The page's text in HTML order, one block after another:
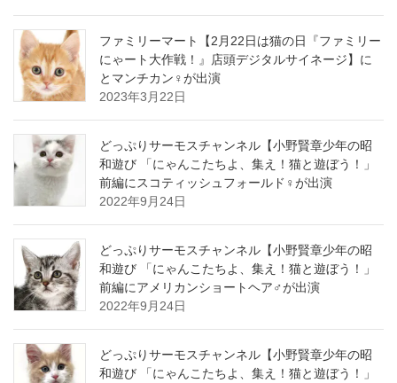
ファミリーマート【2月22日は猫の日『ファミリー
にゃート大作戦！』店頭デジタルサイネージ】に
とマンチカン♀が出演
2023年3月22日
どっぷりサーモスチャンネル【小野賢章少年の昭
和遊び 「にゃんこたちよ、集え！猫と遊ぼう！」
前編にスコティッシュフォールド♀が出演
2022年9月24日
どっぷりサーモスチャンネル【小野賢章少年の昭
和遊び 「にゃんこたちよ、集え！猫と遊ぼう！」
前編にアメリカンショートヘア♂が出演
2022年9月24日
どっぷりサーモスチャンネル【小野賢章少年の昭
和遊び 「にゃんこたちよ、集え！猫と遊ぼう！」